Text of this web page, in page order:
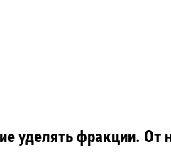
уделять фракции. От